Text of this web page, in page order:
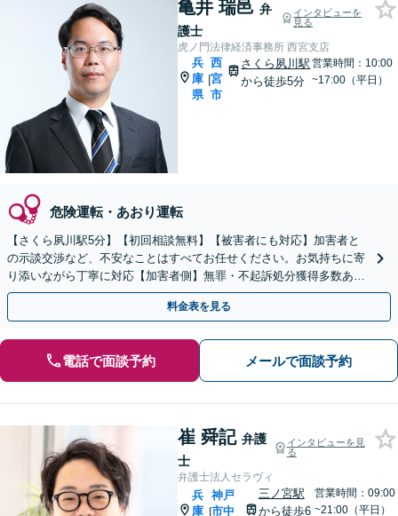
亀井 瑞邑 弁
護士
インタビューを
見る
虎ノ門法律経済事務所 西宮支店
兵
庫
県
|
西
宮
市
さくら夙川駅
から徒歩5分
営業時間：10:00
~17:00（平日）
危険運転・あおり運転
【さくら夙川駅5分】【初回相談無料】【被害者にも対応】加害者と
の示談交渉など、不安なことはすべてお任せください。お気持ちに寄
り添いながら丁寧に対応【加害者側】無罪・不起訴処分獲得多数あ
り。早期接見で速やかな解決を目指します。再犯防止にも注力
料金表を見る
電話で面談予約 メールで面談予約
崔 舜記 弁護
士
インタビューを見
る
弁護士法人セラヴィ
兵
庫 |
神戸
市中
三ノ宮駅
から徒歩6
営業時間：09:00
~21:00（平日）